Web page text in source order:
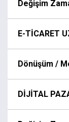
Değişim
E-TİCARET
Dönüşüm /
DİJİTAL